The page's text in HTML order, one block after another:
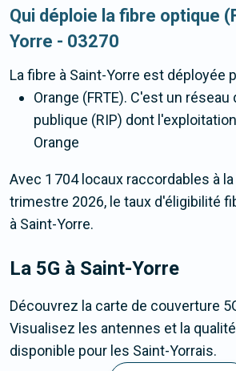
Qui déploie la fibre optique
Yorre - 03270
La fibre à Saint-Yorre est déployée
Orange (FRTE). C'est un
publique (RIP) dont
Orange
Avec 1 704 locaux raccordables à
trimestre 2026, le taux d'éligibilité
à Saint-Yorre.
La 5G à Saint-Yorre
Découvrez la carte de couverture
Visualisez les antennes et la
disponible pour les Saint-Yorrais.